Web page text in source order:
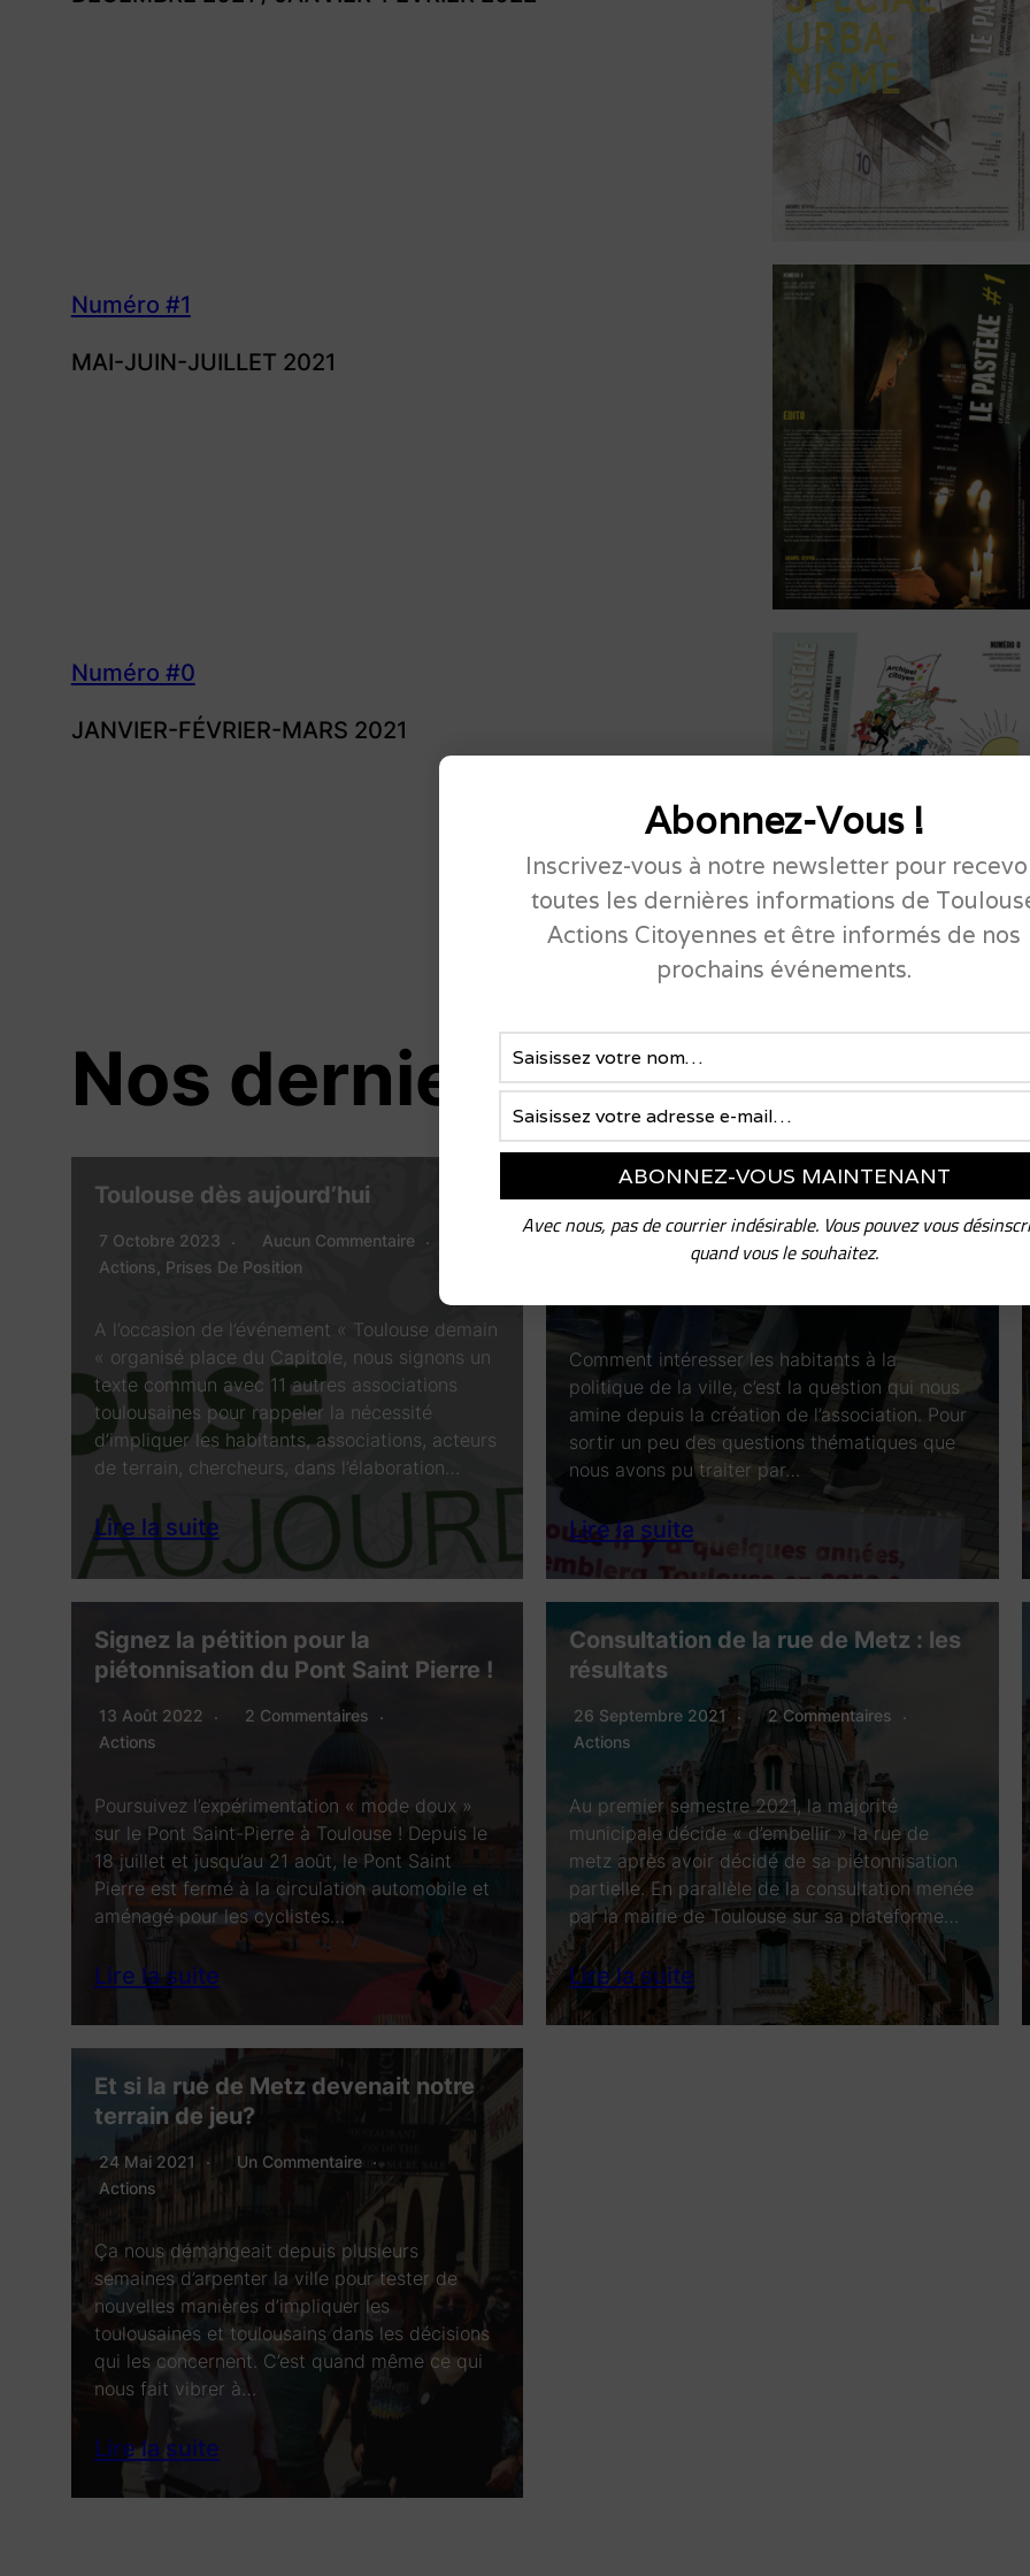
Numéro #1
MAI-JUIN-JUILLET 2021
Numéro #0
JANVIER-FÉVRIER-MARS 2021
Nos derniers articles
Toulouse dès aujourd’hui
7 Octobre 2023
Aucun Commentaire
Actions Prises De Position
A l’occasion de l’événement « Toulouse demain
« organisé place du Capitole, nous signons un
texte commun avec 11 autres associations
toulousaines pour rappeler la nécessité
d’impliquer les habitants, associations, acteurs
de terrain, chercheurs, dans l’élaboration…
Lire la suite
A quoi ressemblera Toulouse en
2050 ?
Comment intéresser les habitants à la
politique de la ville, c’est la question qui nous
amine depuis la création de l’association. Pour
sortir un peu des questions thématiques que
nous avons pu traiter par…
Lire la suite
Signez la pétition pour la
piétonnisation du Pont Saint Pierre !
13 Août 2022
2 Commentaires
Actions
Poursuivez l’expérimentation « mode doux »
sur le Pont Saint-Pierre à Toulouse ! Depuis le
18 juillet et jusqu’au 21 août, le Pont Saint
Pierre est fermé à la circulation automobile et
aménagé pour les cyclistes…
Lire la suite
Consultation de la rue de Metz : les
résultats
26 Septembre 2021
2 Commentaires
Actions
Au premier semestre 2021, la majorité
municipale décide « d’embellir » la rue de
metz après avoir décidé de sa piétonnisation
partielle. En parallèle de la consultation menée
par la mairie de Toulouse sur sa plateforme…
Lire la suite
Et si la rue de Metz devenait notre
terrain de jeu?
24 Mai 2021
Un Commentaire
Actions
Ça nous démangeait depuis plusieurs
semaines d’arpenter la ville pour tester de
nouvelles manières d’impliquer les
toulousaines et toulousains dans les décisions
qui les concernent. C’est quand même ce qui
nous fait vibrer à…
Lire la suite
Abonnez-Vous !
Inscrivez-vous à notre newsletter pour
toutes les dernières informations de
Actions Citoyennes et être informés de nos
prochains événements.
Avec nous, pas de courrier indésirable. Vous pouvez vous
quand vous le souhaitez.